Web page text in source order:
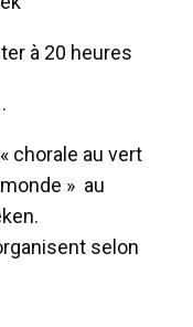
à 20 heures
chorale au vert
» au
selon